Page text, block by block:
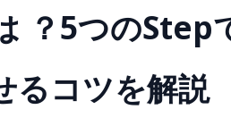
？5つのStep
るコツを解説